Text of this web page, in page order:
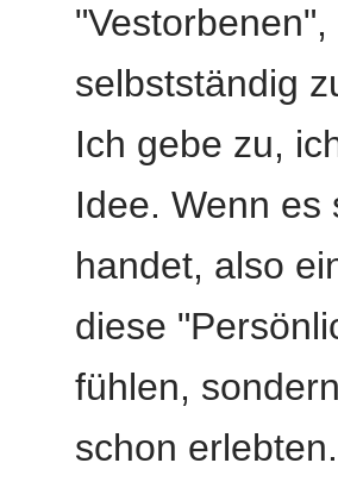
selbstständig
Ich gebe zu,
Idee. Wenn
handet, also
diese
fühlen,
schon